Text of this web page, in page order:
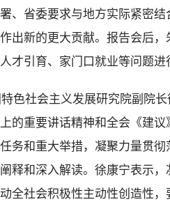
、省委要求与地方实际紧密
出新的更大贡献。报告会后
才引育、家门口就业等问题进
色社会主义发展研究院副院
的重要讲话精神和全会《建
务和重大举措，凝聚力量贯
释和深入解读。徐康宁表示
全社会积极性主动性创造性